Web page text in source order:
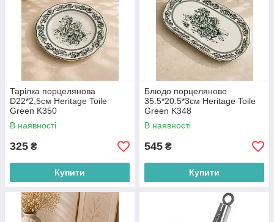
Тарілка порцелянова
D22*2,5см Heritage Toile
Green K350
В наявності
325 ₴
Купити
Блюдо порцелянове
35.5*20.5*3см Heritage Toile
Green K348
В наявності
545 ₴
Купити